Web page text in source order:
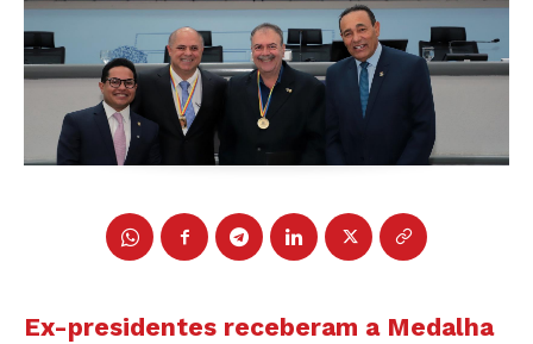
Ex-presidentes receberam a Medalha